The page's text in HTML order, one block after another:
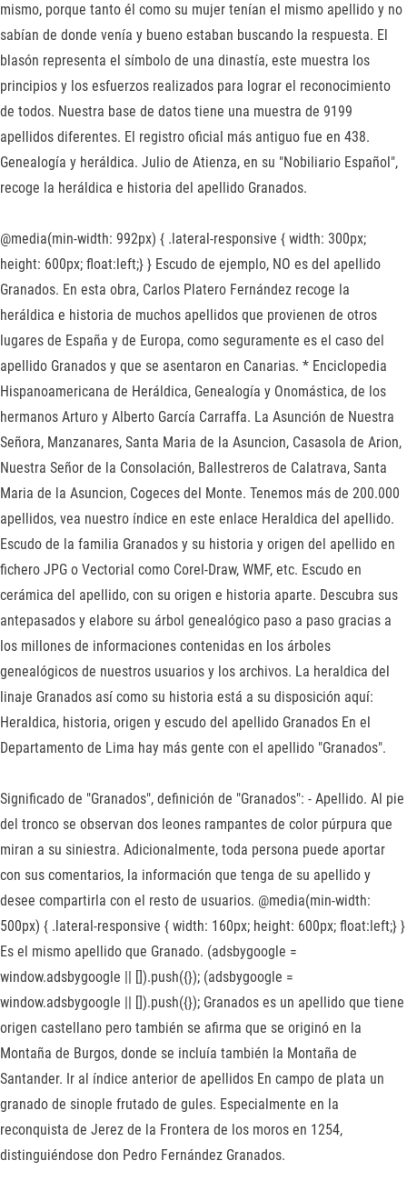
mismo, porque tanto él como su mujer tenían el mismo apellido y no
sabían de donde venía y bueno estaban buscando la respuesta. El
blasón representa el símbolo de una dinastía, este muestra los
principios y los esfuerzos realizados para lograr el reconocimiento
de todos. Nuestra base de datos tiene una muestra de 9199
apellidos diferentes. El registro oficial más antiguo fue en 438.
Genealogía y heráldica. Julio de Atienza, en su "Nobiliario Español",
recoge la heráldica e historia del apellido Granados.
@media(min-width: 992px) { .lateral-responsive { width: 300px;
height: 600px; float:left;} } Escudo de ejemplo, NO es del apellido
Granados. En esta obra, Carlos Platero Fernández recoge la
heráldica e historia de muchos apellidos que provienen de otros
lugares de España y de Europa, como seguramente es el caso del
apellido Granados y que se asentaron en Canarias. * Enciclopedia
Hispanoamericana de Heráldica, Genealogía y Onomástica, de los
hermanos Arturo y Alberto García Carraffa. La Asunción de Nuestra
Señora, Manzanares, Santa Maria de la Asuncion, Casasola de Arion,
Nuestra Señor de la Consolación, Ballestreros de Calatrava, Santa
Maria de la Asuncion, Cogeces del Monte. Tenemos más de 200.000
apellidos, vea nuestro índice en este enlace Heraldica del apellido.
Escudo de la familia Granados y su historia y origen del apellido en
fichero JPG o Vectorial como Corel-Draw, WMF, etc. Escudo en
cerámica del apellido, con su origen e historia aparte. Descubra sus
antepasados y elabore su árbol genealógico paso a paso gracias a
los millones de informaciones contenidas en los árboles
genealógicos de nuestros usuarios y los archivos. La heraldica del
linaje Granados así como su historia está a su disposición aquí:
Heraldica, historia, origen y escudo del apellido Granados En el
Departamento de Lima hay más gente con el apellido "Granados".
Significado de "Granados", definición de "Granados": - Apellido. Al pie
del tronco se observan dos leones rampantes de color púrpura que
miran a su siniestra. Adicionalmente, toda persona puede aportar
con sus comentarios, la información que tenga de su apellido y
desee compartirla con el resto de usuarios. @media(min-width:
500px) { .lateral-responsive { width: 160px; height: 600px; float:left;} }
Es el mismo apellido que Granado. (adsbygoogle =
window.adsbygoogle || []).push({}); (adsbygoogle =
window.adsbygoogle || []).push({}); Granados es un apellido que tiene
origen castellano pero también se afirma que se originó en la
Montaña de Burgos, donde se incluía también la Montaña de
Santander. Ir al índice anterior de apellidos En campo de plata un
granado de sinople frutado de gules. Especialmente en la
reconquista de Jerez de la Frontera de los moros en 1254,
distinguiéndose don Pedro Fernández Granados.